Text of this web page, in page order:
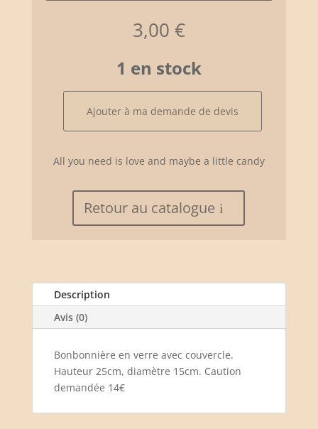
3,00 €
1 en stock
n°09
Ajouter à ma demande de devis
All you need is love and maybe a little candy
Retour au catalogue
Description
Avis (0)
Bonbonnière en verre avec couvercle.
Hauteur 25cm, diamètre 15cm. Caution
demandée 14€